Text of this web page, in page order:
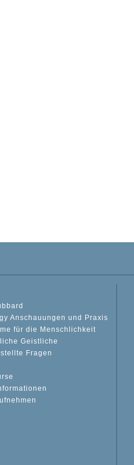
Anschauungen und Praxis
für die Menschlichkeit
Geistliche
Fragen